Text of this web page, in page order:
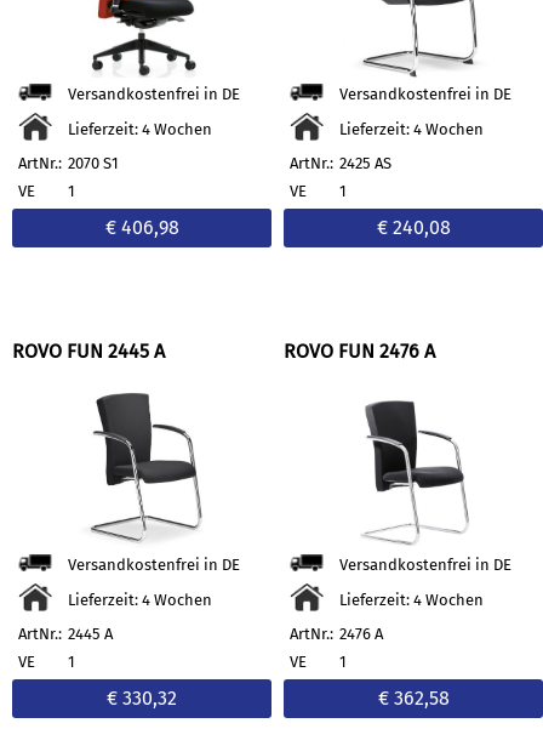
Versandkostenfrei in DE
Lieferzeit: 4 Wochen
ArtNr.: 2070 S1
VE
1
€ 406,98
Versandkostenfrei in DE
Lieferzeit: 4 Wochen
ArtNr.: 2425 AS
VE
1
€ 240,08
ROVO FUN 2445 A
Versandkostenfrei in DE
Lieferzeit: 4 Wochen
ArtNr.: 2445 A
VE
1
€ 330,32
ROVO FUN 2476 A
Versandkostenfrei in DE
Lieferzeit: 4 Wochen
ArtNr.: 2476 A
VE
1
€ 362,58